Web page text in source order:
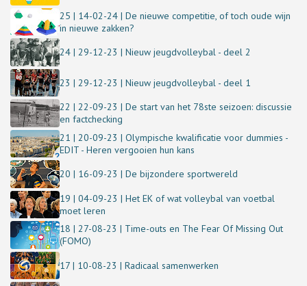
25 | 14-02-24 | De nieuwe competitie, of toch oude wijn
in nieuwe zakken?
24 | 29-12-23 | Nieuw jeugdvolleybal - deel 2
23 | 29-12-23 | Nieuw jeugdvolleybal - deel 1
22 | 22-09-23 | De start van het 78ste seizoen: discussie
en factchecking
21 | 20-09-23 | Olympische kwalificatie voor dummies -
EDIT - Heren vergooien hun kans
20 | 16-09-23 | De bijzondere sportwereld
19 | 04-09-23 | Het EK of wat volleybal van voetbal
moet leren
18 | 27-08-23 | Time-outs en The Fear Of Missing Out
(FOMO)
17 | 10-08-23 | Radicaal samenwerken